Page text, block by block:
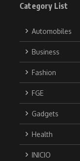
Category List
Automobiles
Business
Fashion
FGE
Gadgets
Health
INICIO